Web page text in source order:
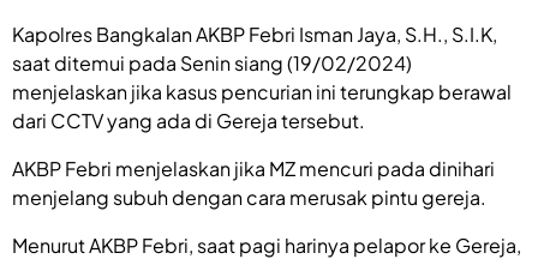
Kapolres Bangkalan AKBP Febri Isman Jaya, S.H., S.I.K,
saat ditemui pada Senin siang (19/02/2024)
menjelaskan jika kasus pencurian ini terungkap berawal
dari CCTV yang ada di Gereja tersebut.
AKBP Febri menjelaskan jika MZ mencuri pada dinihari
menjelang subuh dengan cara merusak pintu gereja.
Menurut AKBP Febri, saat pagi harinya pelapor ke Gereja,